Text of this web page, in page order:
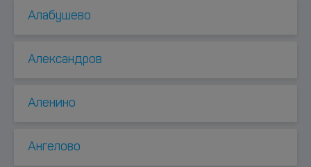
Алабушево
Александров
Аленино
Ангелово